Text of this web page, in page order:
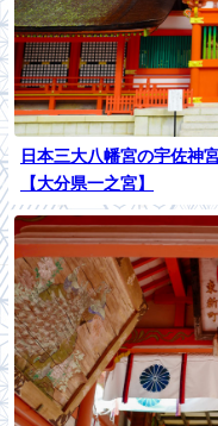
日本三大八幡宮の宇佐神
【大分県一之宮】